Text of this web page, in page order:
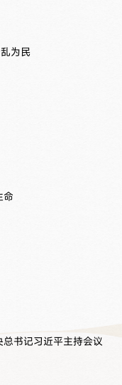
为民
命
书记习近平主持会议